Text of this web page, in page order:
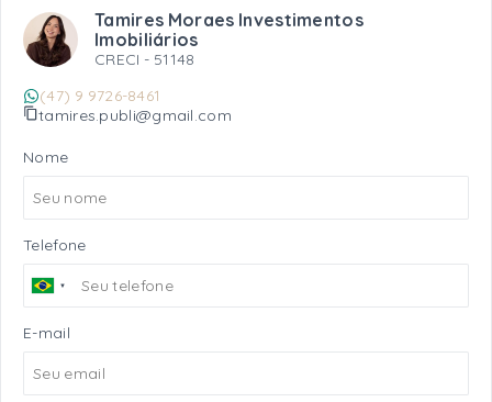
Tamires Moraes Investimentos
Imobiliários
CRECI - 51148
(47) 9 9726-8461
tamires.publi@gmail.com
Nome
Telefone
E-mail